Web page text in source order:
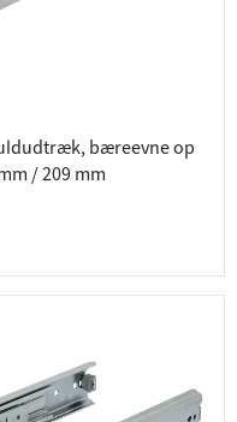
bæreevne op
/ 209 mm